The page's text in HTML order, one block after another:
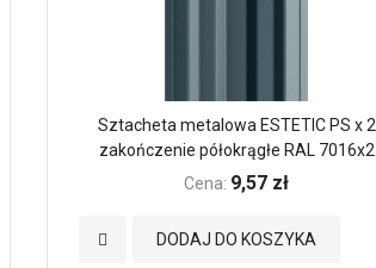
Sztacheta metalowa ESTETIC PS x 2
zakończenie półokrągłe RAL 7016x2
Cena: 9,57 zł
DODAJ DO KOSZYKA
Dodaj